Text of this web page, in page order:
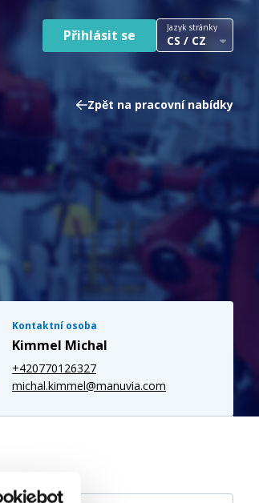
Přihlásit se Jazyk stránky
CS / CZ
Zpět na pracovní nabídky
Kontaktní osoba
Kimmel Michal
+420770126327
michal.kimmel@manuvia.com